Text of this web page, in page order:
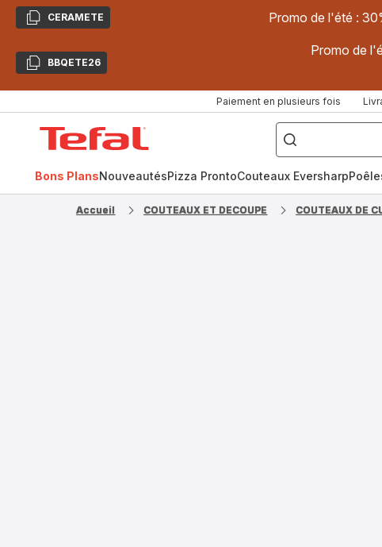
CopierCERAMETE Promo de l'été :
CopierBBQETE26
Promo de
Paiement en plusieurs fois
["Poêles
inox,
Cake
Factory,
Bons PlansNouveautésPizza ProntoCouteaux Eversharp
Accueil COUTEAUX ET DECOUPE COUTEAUX DE